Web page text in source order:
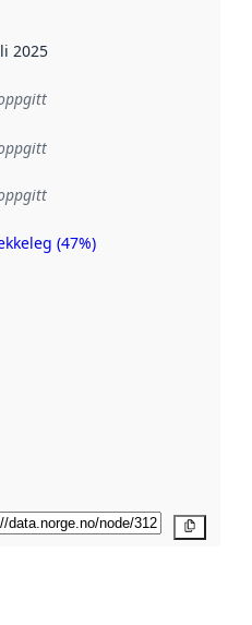
2025
(47%)